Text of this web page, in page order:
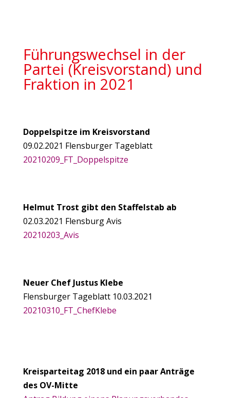
Führungswechsel in der
Partei (Kreisvorstand) und
Fraktion in 2021
Doppelspitze im Kreisvorstand
09.02.2021 Flensburger Tageblatt
20210209_FT_Doppelspitze
Helmut Trost gibt den Staffelstab ab
02.03.2021 Flensburg Avis
20210203_Avis
Neuer Chef Justus Klebe
Flensburger Tageblatt 10.03.2021
20210310_FT_ChefKlebe
Kreisparteitag 2018 und ein paar Anträge
des OV-Mitte